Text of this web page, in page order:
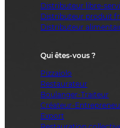
Distributeur libre-
Distributeur produit
Distributeur
Qui êtes-vous ?
Pizzaiolo
Restaurateur
Boulanger-Traiteur
Créateur-
Export